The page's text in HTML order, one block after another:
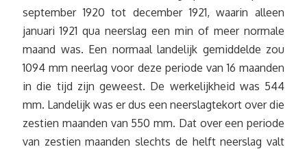
september 1920 tot december 1921, waarin alleen
januari 1921 qua neerslag een min of meer normale
maand was. Een normaal landelijk gemiddelde zou
1094 mm neerlag voor deze periode van 16 maanden
in die tijd zijn geweest. De werkelijkheid was 544
mm. Landelijk was er dus een neerslagtekort over die
zestien maanden van 550 mm. Dat over een periode
van zestien maanden slechts de helft neerslag valt